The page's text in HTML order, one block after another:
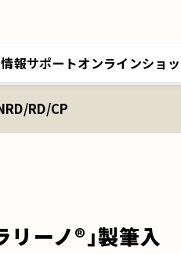
ージ／経営理念
報サポートオンラインショ
イン
RD/CP
リーノ®︎｣製筆入